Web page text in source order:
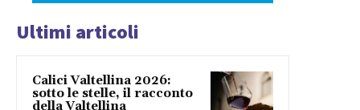
Ultimi articoli
Calici Valtellina 2026:
sotto le stelle, il racconto
della Valtellina